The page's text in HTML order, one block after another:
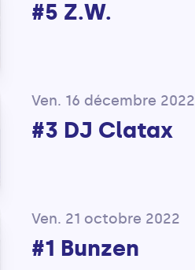
#5 Z.W.
Ven. 16 décembre 2022
#3 DJ Clatax
Ven. 21 octobre 2022
#1 Bunzen